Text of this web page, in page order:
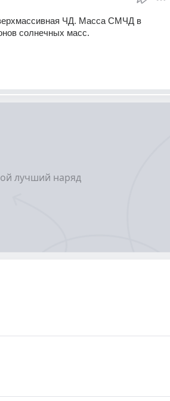
ЧД. Масса СМЧД в
солнечных масс.